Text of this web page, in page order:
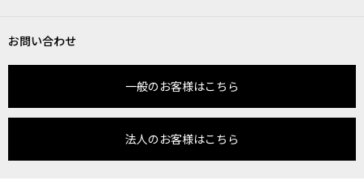
お問い合わせ
一般のお客様はこちら
法人のお客様はこちら